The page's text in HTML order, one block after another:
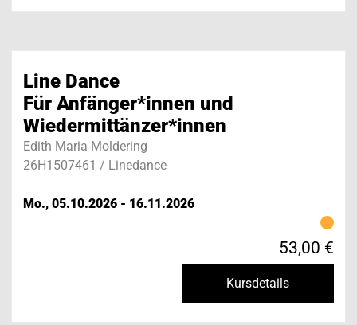
Line Dance
Für Anfänger*innen und
Wiedermittänzer*innen
Edith Maria Moldering
26H1507461 / Linedance
Mo., 05.10.2026 - 16.11.2026
53,00 €
Kursdetails